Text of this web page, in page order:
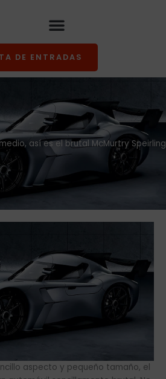
DE ENTRADAS
así es el brutal McMurtry Speirling
aspecto y pequeño tamaño, el